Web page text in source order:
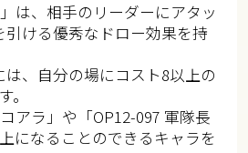
」は、相手のリーダーにアタッ
引ける優秀なドロー効果を持
、自分の場にコスト8以上の
。
アラ」や「OP12-097 軍隊長
になることのできるキャラを